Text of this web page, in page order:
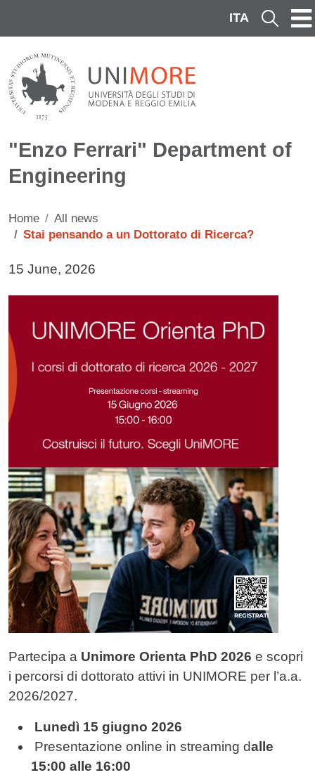
ITA Cerca
"Enzo Ferrari" Department of
Engineering
Home
All news
Stai pensando a un Dottorato di Ricerca?
Data di pubblicazione della notizia
15 June, 2026
Partecipa a Unimore Orienta PhD 2026 e scopri
i percorsi di dottorato attivi in UNIMORE per l’a.a.
2026/2027.
Lunedì 15 giugno 2026
Presentazione online in streaming dalle
15:00 alle 16:00